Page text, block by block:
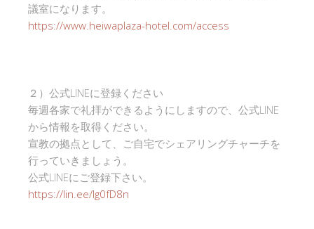
議室になります。
https://www.heiwaplaza-hotel.com/access
２）公式LINEに登録ください
毎週各家で礼拝ができるようにしますので、公式LINE
から情報を取得ください。
宣教の拠点として、ご自宅でシェアリングチャーチを
行っていきましょう。
公式LINEにご登録下さい。
https://lin.ee/Ig0fD8n